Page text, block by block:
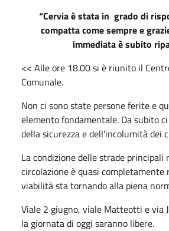
“Cervia è stata in grado di
compatta come sempre e
immediata è subito
<< Alle ore 18.00 si è riunito il
Comunale.
Non ci sono state persone ferite e
elemento fondamentale. Da subito
della sicurezza e dell’incolumità
La condizione delle strade principali
circolazione è quasi
viabilità sta tornando alla piena
Viale 2 giugno, viale Matteotti e via
la giornata di oggi saranno libere.